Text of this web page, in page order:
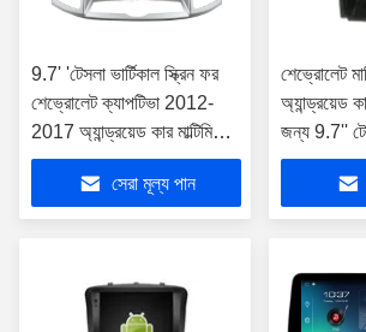
9.7' 'টেসলা ভার্টিকাল স্ক্রিন ফর
শেভ্রোলেট ক্যাপটিভা 2012-
2017 অ্যান্ড্রয়েড কার মাল্টিমিডিয়া
প্লেয়ার
সেরা মূল্য পান
শেভ্রোলেট
অ্যান্ড্রয়েড
জন্য 9.7''